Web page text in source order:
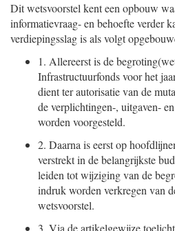
Dit wetsvoorstel kent een opbouw
informatievraag- en behoefte verder
verdiepingsslag is als volgt
1. Allereerst is de
Infrastructuurfonds voor het
dient ter autorisatie van de
de verplichtingen-, uitgaven-
worden voorgesteld.
2. Daarna is eerst op
verstrekt in de belangrijkste
leiden tot wijziging van de
indruk worden verkregen van
wetsvoorstel.
3. Via de artikelgewijze